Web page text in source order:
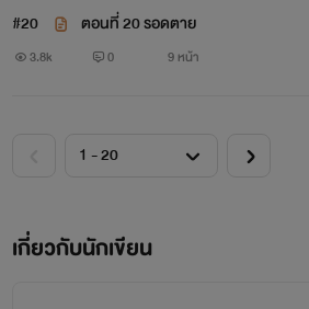
ทักษะต่างๆ มี 5 ขั้น
ขั้นต่ำ
#20 ตอนที่ 20 รอดตาย
3.8k 0 9 หน้า
เกี่ยวกับนักเขียน